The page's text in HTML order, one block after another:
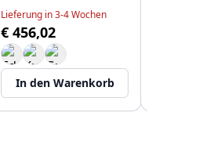
Lieferung in 3-4 Wochen
€ 456,02
In den Warenkorb